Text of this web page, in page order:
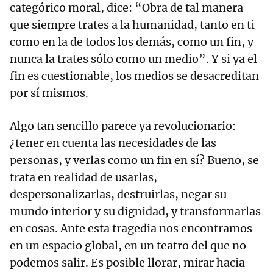
categórico moral, dice: “Obra de tal manera
que siempre trates a la humanidad, tanto en ti
como en la de todos los demás, como un fin, y
nunca la trates sólo como un medio”. Y si ya el
fin es cuestionable, los medios se desacreditan
por sí mismos.
Algo tan sencillo parece ya revolucionario:
¿tener en cuenta las necesidades de las
personas, y verlas como un fin en sí? Bueno, se
trata en realidad de usarlas,
despersonalizarlas, destruirlas, negar su
mundo interior y su dignidad, y transformarlas
en cosas. Ante esta tragedia nos encontramos
en un espacio global, en un teatro del que no
podemos salir. Es posible llorar, mirar hacia